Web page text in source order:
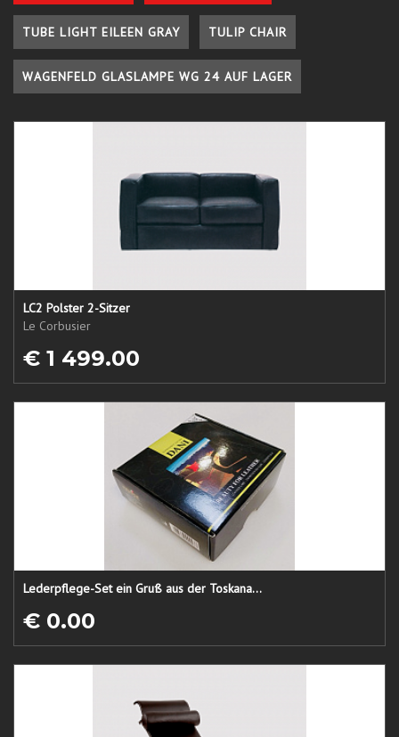
TUBE LIGHT EILEEN GRAY TULIP CHAIR
WAGENFELD GLASLAMPE WG 24 AUF LAGER
LC2 Polster 2-Sitzer
Le Corbusier
€ 1 499.00
Lederpflege-Set ein Gruß aus der Toskana...
€ 0.00